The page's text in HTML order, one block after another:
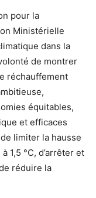
pour la
Ministérielle
dans la
de montrer
réchauffement
équitables,
et efficaces
limiter la hausse
1,5 °C, d’arrêter et
réduire la